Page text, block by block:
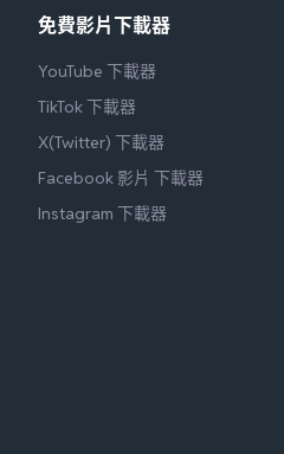
免費影片下載器
YouTube 下載器
TikTok 下載器
X(Twitter) 下載器
Facebook 影片 下載器
Instagram 下載器